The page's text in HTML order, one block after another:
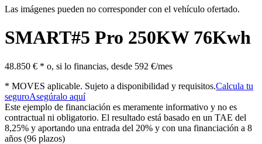
Las imágenes pueden no corresponder con el vehículo ofertado.
SMART#5 Pro 250KW 76Kwh
48.850 € * o, si lo financias, desde 592 €/mes
* MOVES aplicable. Sujeto a disponibilidad y requisitos.Calcula tu
seguroAsegúralo aquí
Este ejemplo de financiación es meramente informativo y no es
contractual ni obligatorio. El resultado está basado en un TAE del
8,25% y aportando una entrada del 20% y con una financiación a 8
años (96 plazos)